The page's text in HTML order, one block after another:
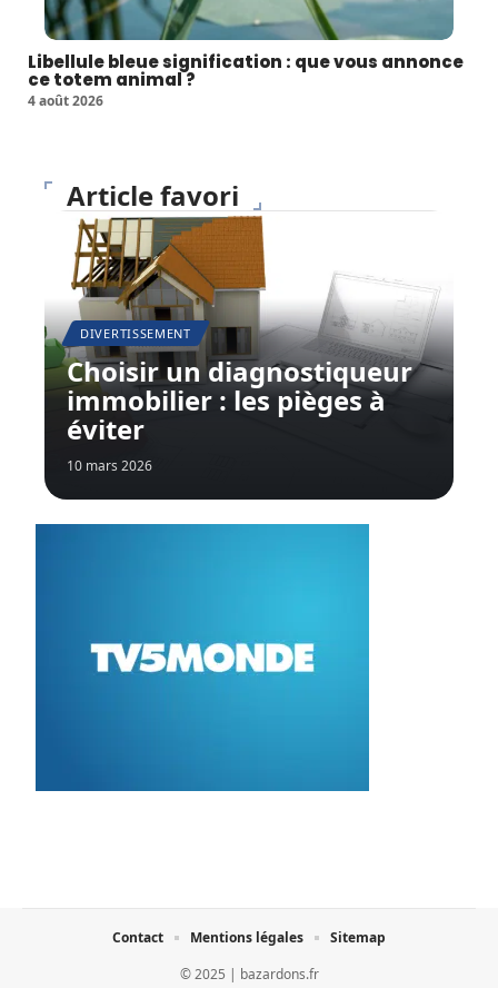
Libellule bleue signification : que vous annonce
ce totem animal ?
4 août 2026
Article favori
DIVERTISSEMENT
Choisir un diagnostiqueur
immobilier : les pièges à
éviter
10 mars 2026
© 2025 | bazardons.fr
Contact Mentions légales Sitemap